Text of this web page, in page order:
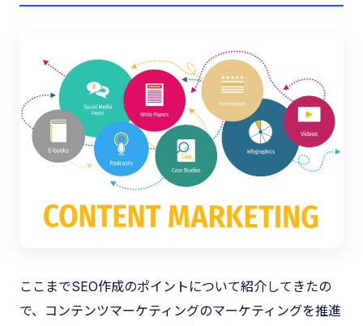
ここまでSEO作成のポイントについて紹介してきたの
で、コンテンツマーケティングのマーケティングを推進